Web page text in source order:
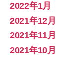
2022年1月
2021年12月
2021年11月
2021年10月